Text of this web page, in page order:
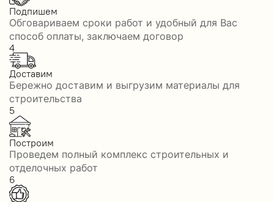
Подпишем
Обговариваем сроки работ и удобный для Вас
способ оплаты, заключаем договор
4
Доставим
Бережно доставим и выгрузим материалы для
строительства
5
Построим
Проведем полный комплекс строительных и
отделочных работ
6